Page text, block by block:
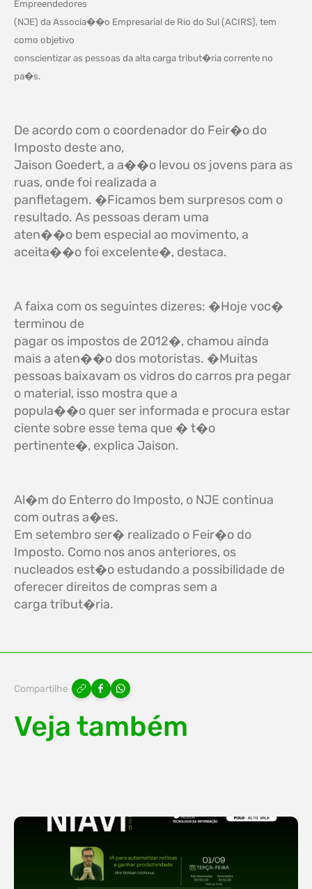
Empreendedores
(NJE) da Associa��o Empresarial de Rio do Sul (ACIRS), tem
como objetivo
conscientizar as pessoas da alta carga tribut�ria corrente no
pa�s.
De acordo com o coordenador do Feir�o do
Imposto deste ano,
Jaison Goedert, a a��o levou os jovens para as
ruas, onde foi realizada a
panfletagem. �Ficamos bem surpresos com o
resultado. As pessoas deram uma
aten��o bem especial ao movimento, a
aceita��o foi excelente�, destaca.
A faixa com os seguintes dizeres: �Hoje voc�
terminou de
pagar os impostos de 2012�, chamou ainda
mais a aten��o dos motoristas. �Muitas
pessoas baixavam os vidros do carros pra pegar
o material, isso mostra que a
popula��o quer ser informada e procura estar
ciente sobre esse tema que � t�o
pertinente�, explica Jaison.
Al�m do Enterro do Imposto, o NJE continua
com outras a�es.
Em setembro ser� realizado o Feir�o do
Imposto. Como nos anos anteriores, os
nucleados est�o estudando a possibilidade de
oferecer direitos de compras sem a
carga tribut�ria.
Compartilhe
Veja também